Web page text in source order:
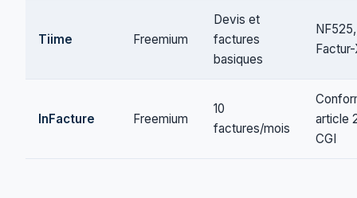
Tiime Freemium
Devis et
factures
basiques
NF525,
InFacture Freemium
10
factures/mois
article
CGI